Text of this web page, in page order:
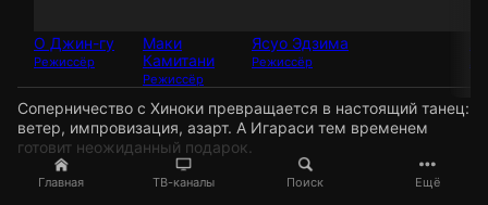
Главная ТВ-каналы Поиск Ещё
О Джин-гу
Режиссёр
Маки
Камитани
Режиссёр
Ясуо Эдзима
Режиссёр
Соперничество с Хиноки превращается в настоящий танец:
ветер, импровизация, азарт. А Игараси тем временем
готовит неожиданный подарок.